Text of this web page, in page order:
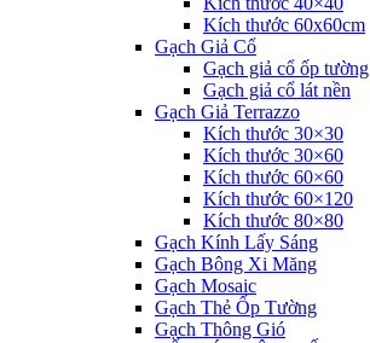
Kích thước 60x60cm
Gạch Giả Cổ
Gạch giả cổ ốp tường
Gạch giả cổ lát nền
Gạch Giả Terrazzo
Kích thước 30×30
Kích thước 30×60
Kích thước 60×60
Kích thước 60×120
Kích thước 80×80
Gạch Kính Lấy Sáng
Gạch Bông Xi Măng
Gạch Mosaic
Gạch Thẻ Ốp Tường
Gạch Thông Gió